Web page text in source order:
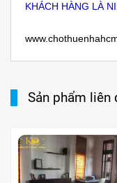
KHÁCH HÀNG LÀ
Sản phẩm liên